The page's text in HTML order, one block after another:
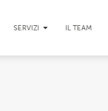
SERVIZI IL TEAM